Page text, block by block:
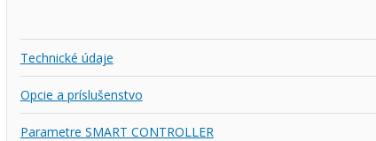
Technické údaje
Opcie a príslušenstvo
Parametre SMART CONTROLLER